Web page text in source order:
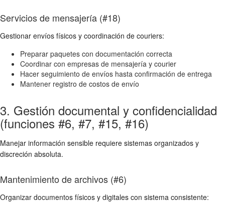
Servicios de mensajería (#18)
Gestionar envíos físicos y coordinación de couriers:
Preparar paquetes con documentación correcta
Coordinar con empresas de mensajería y courier
Hacer seguimiento de envíos hasta confirmación de entrega
Mantener registro de costos de envío
3. Gestión documental y confidencialidad
(funciones #6, #7, #15, #16)
Manejar información sensible requiere sistemas organizados y
discreción absoluta.
Mantenimiento de archivos (#6)
Organizar documentos físicos y digitales con sistema consistente: